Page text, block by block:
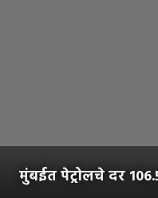
मुंबईत पेट्रोलचे दर